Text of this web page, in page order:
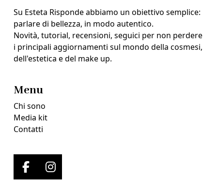
Su Esteta Risponde abbiamo un obiettivo semplice:
parlare di bellezza, in modo autentico.
Novità, tutorial, recensioni, seguici per non perdere
i principali aggiornamenti sul mondo della cosmesi,
dell'estetica e del make up.
Menu
Chi sono
Media kit
Contatti